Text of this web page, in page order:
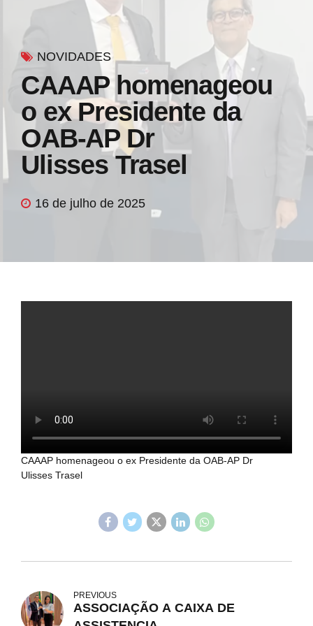
NOVIDADES
CAAAP homenageou
o ex Presidente da
OAB-AP Dr
Ulisses Trasel
16 de julho de 2025
CAAAP homenageou o ex Presidente da OAB-AP Dr
Ulisses Trasel
PREVIOUS
ASSOCIAÇÃO A CAIXA DE